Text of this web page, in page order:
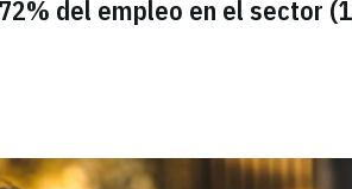
del empleo en el sector